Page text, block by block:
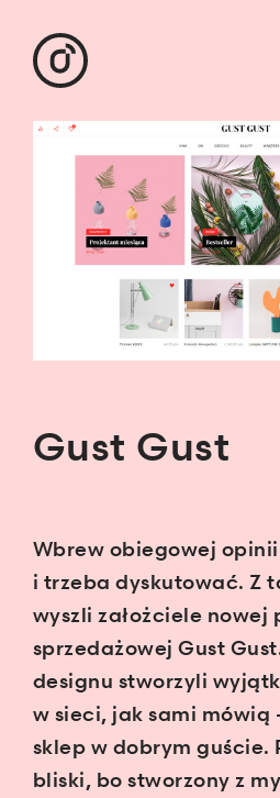
Gust Gust
Wbrew obiegowej
i trzeba dyskutować. Z
wyszli założciele nowej
sprzedażowej Gust
designu stworzyli
w sieci, jak sami mówią
sklep w dobrym guście.
bliski, bo stworzony z